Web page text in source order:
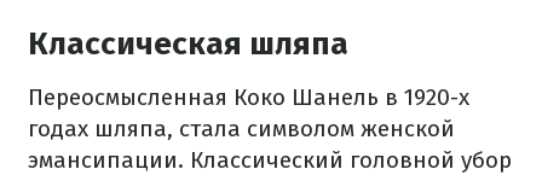
Классическая шляпа
Переосмысленная Коко Шанель в 1920-х
годах шляпа, стала символом женской
эмансипации. Классический головной убор